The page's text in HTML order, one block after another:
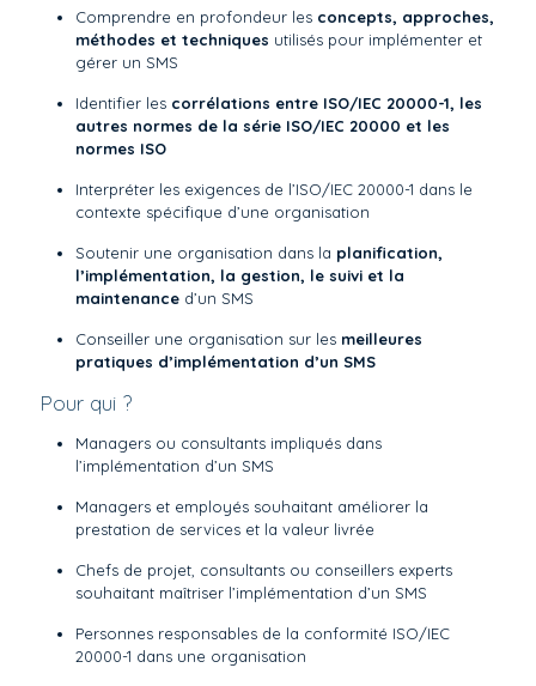
Comprendre en profondeur les concepts, approches,
méthodes et techniques utilisés pour implémenter et
gérer un SMS
Identifier les corrélations entre ISO/IEC 20000-1, les
autres normes de la série ISO/IEC 20000 et les
normes ISO
Interpréter les exigences de l’ISO/IEC 20000-1 dans le
contexte spécifique d’une organisation
Soutenir une organisation dans la planification,
l’implémentation, la gestion, le suivi et la
maintenance d’un SMS
Conseiller une organisation sur les meilleures
pratiques d’implémentation d’un SMS
Pour qui ?
Managers ou consultants impliqués dans
l’implémentation d’un SMS
Managers et employés souhaitant améliorer la
prestation de services et la valeur livrée
Chefs de projet, consultants ou conseillers experts
souhaitant maîtriser l’implémentation d’un SMS
Personnes responsables de la conformité ISO/IEC
20000-1 dans une organisation